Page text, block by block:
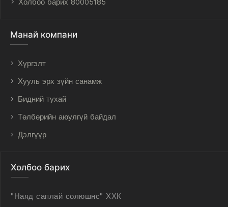
Холбоо барих 80005185
Манай компани
Хүргэлт
Хууль эрх зүйн санамж
Бидний тухай
Төлбөрийн аюулгүй байдал
Дэлгүүр
Холбоо барих
"Наяд саплай солюшнс" ХХК